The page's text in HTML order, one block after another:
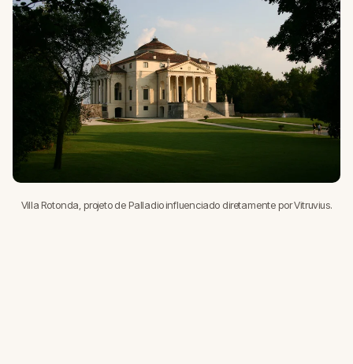
Villa Rotonda, projeto de Palladio influenciado diretamente por Vitruvius.